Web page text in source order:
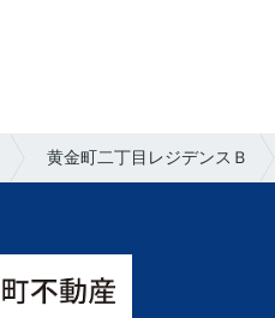
黄金町二丁目レジデンスＢ